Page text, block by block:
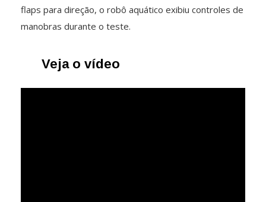
flaps para direção, o robô aquático exibiu controles de
manobras durante o teste.
Veja o vídeo